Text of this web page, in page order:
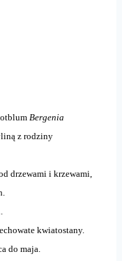
Bergenia
z rodziny
drzewami i krzewami,
kwiatostany.
do maja.